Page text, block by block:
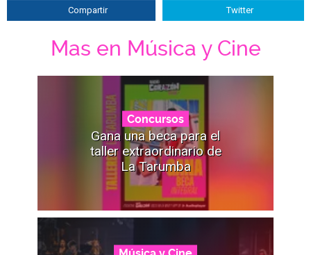
Compartir Twitter
Mas en Música y Cine
Concursos
Gana una beca para el
taller extraordinario de
La Tarumba